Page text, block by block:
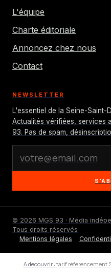
L'équipe
Charte éditoriale
Annoncez chez nous
Contact
NEWSLETTER
L'essentiel de la Seine-Saint-
Actualités vérifiées, services
93. Pas de spam,
© 2026 MGS 93 · Média
Tous droits réservés
Mentions légales
A decouvrir : tarif référencement